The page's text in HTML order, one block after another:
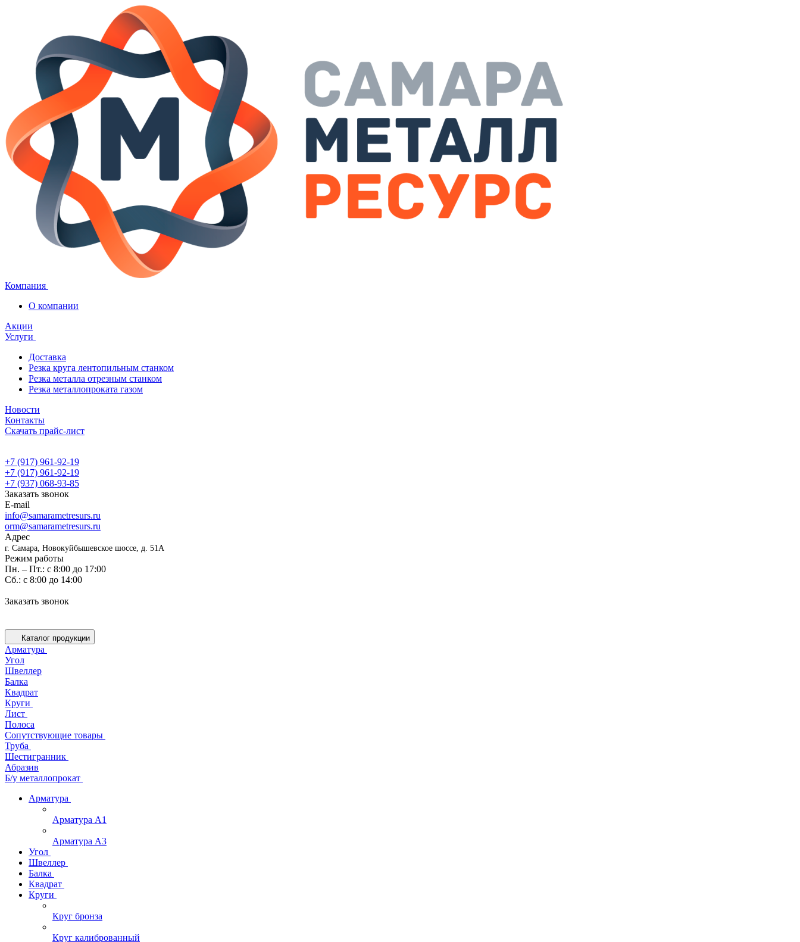
Компания
О компании
Акции
Услуги
Доставка
Резка круга лентопильным станком
Резка металла отрезным станком
Резка металлопроката газом
Новости
Контакты
Скачать прайс-лист
+7 (917) 961-92-19
+7 (917) 961-92-19
+7 (937) 068-93-85
Заказать звонок
E-mail
info@samarametresurs.ru
orm@samarametresurs.ru
Адрес
г. Самара, Новокуйбышевское шоссе, д. 51А
Режим работы
Пн. – Пт.: с 8:00 до 17:00
Cб.: с 8:00 до 14:00
Заказать звонок
Каталог продукции
Арматура
Угол
Швеллер
Балка
Квадрат
Круги
Лист
Полоса
Сопутствующие товары
Труба
Шестигранник
Абразив
Б/у металлопрокат
Арматура
Арматура А1
Арматура А3
Угол
Швеллер
Балка
Квадрат
Круги
Круг бронза
Круг калиброванный